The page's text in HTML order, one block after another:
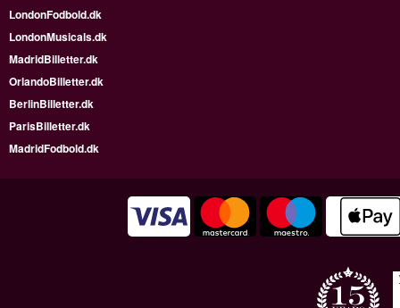
LondonFodbold.dk
LondonMusicals.dk
MadridBilletter.dk
OrlandoBilletter.dk
BerlinBilletter.dk
ParisBilletter.dk
MadridFodbold.dk